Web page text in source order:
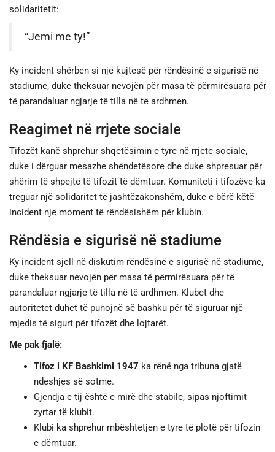
solidaritetit:
“Jemi me ty!”
Ky incident shërben si një kujtesë për rëndësinë e sigurisë në
stadiume, duke theksuar nevojën për masa të përmirësuara për
të parandaluar ngjarje të tilla në të ardhmen.
Reagimet në rrjete sociale
Tifozët kanë shprehur shqetësimin e tyre në rrjete sociale,
duke i dërguar mesazhe shëndetësore dhe duke shpresuar për
shërim të shpejtë të tifozit të dëmtuar. Komuniteti i tifozëve ka
treguar një solidaritet të jashtëzakonshëm, duke e bërë këtë
incident një moment të rëndësishëm për klubin.
Rëndësia e sigurisë në stadiume
Ky incident sjell në diskutim rëndësinë e sigurisë në stadiume,
duke theksuar nevojën për masa të përmirësuara për të
parandaluar ngjarje të tilla në të ardhmen. Klubet dhe
autoritetet duhet të punojnë së bashku për të siguruar një
mjedis të sigurt për tifozët dhe lojtarët.
Me pak fjalë:
Tifoz i KF Bashkimi 1947 ka rënë nga tribuna gjatë
ndeshjes së sotme.
Gjendja e tij është e mirë dhe stabile, sipas njoftimit
zyrtar të klubit.
Klubi ka shprehur mbështetjen e tyre të plotë për tifozin
e dëmtuar.